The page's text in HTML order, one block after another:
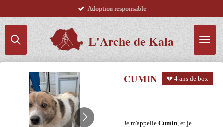
principal
L'Arche de Kala
Adoption responsable
CUMIN 💔 4 ans de box
Je m'appelle Cumin, et je